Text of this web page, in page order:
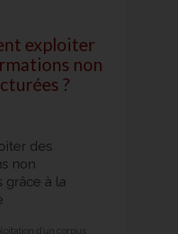
exploiter
non
?
des
non
grâce à la
d’un corpus